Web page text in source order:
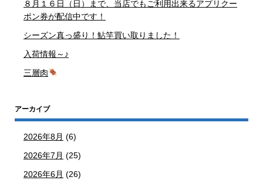
８月１６日（日）まで、当店でもご利用出来るアプリクー
ポン券が配信中です！
シーズン真っ盛り！鮎竿買い取りました！
入荷情報～♪
三層肉
アーカイブ
2026年8月 (6)
2026年7月 (25)
2026年6月 (26)